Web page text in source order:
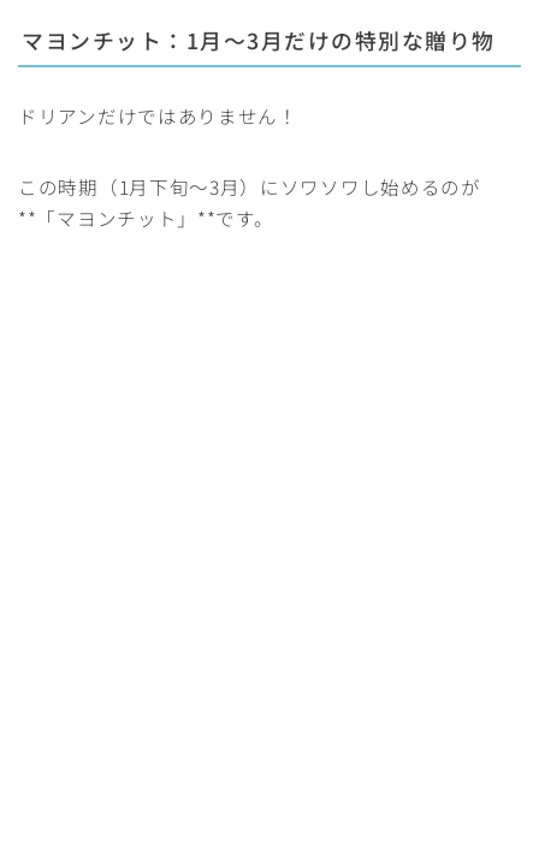
マヨンチット：1月〜3月だけの特別な贈り物
ドリアンだけではありません！
この時期（1月下旬〜3月）にソワソワし始めるのが
**「マヨンチット」**です。